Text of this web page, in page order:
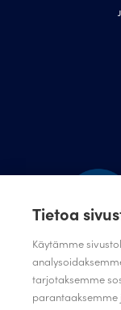
Tietoa
Käytämme
tarjotaksemme